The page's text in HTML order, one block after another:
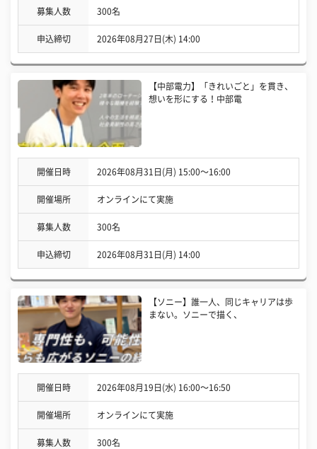
募集人数 300名
申込締切 2026年08月27日(木) 14:00
【中部電力】「きれいごと」を貫き、
想いを形にする！中部電
開催日時 2026年08月31日(月) 15:00〜16:00
開催場所 オンラインにて実施
募集人数 300名
申込締切 2026年08月31日(月) 14:00
【ソニー】誰一人、同じキャリアは歩
まない。ソニーで描く、
開催日時 2026年08月19日(水) 16:00〜16:50
開催場所 オンラインにて実施
募集人数 300名